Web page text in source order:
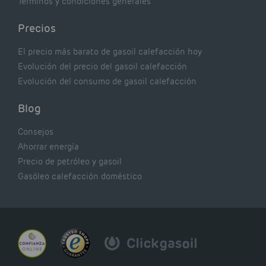
Precios
El precio más barato de gasoil calefacción hoy
Evolución del precio del gasoil calefacción
Evolución del consumo de gasoil calefacción
Blog
Consejos
Ahorrar energía
Precio de petróleo y gasoil
Gasóleo calefacción doméstico